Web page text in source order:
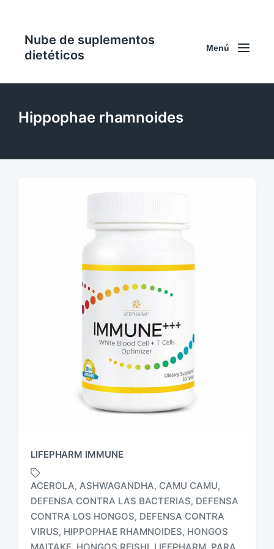
Nube de suplementos
dietéticos
Menú
Hippophae rhamnoides
LIFEPHARM IMMUNE
E
t
ACEROLA, ASHWAGANDHA, CAMU CAMU,
DEFENSA CONTRA LAS BACTERIAS, DEFENSA
CONTRA LOS HONGOS, DEFENSA CONTRA
VIRUS, HIPPOPHAE RHAMNOIDES, HONGOS